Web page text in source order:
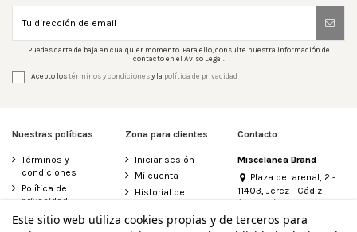
Puedes darte de baja en cualquier momento. Para ello, consulte nuestra información de
contacto en el Aviso Legal.
Acepto lostérminos y condicionesy la política de privacidad
Nuestras políticas
Términos y
condiciones
Política de
privacidad
Aviso legal
Zona para clientes
Iniciar sesión
Mi cuenta
Historial de
Contacte con
Contacto
Miscelanea Brand
Plaza del arenal, 2 -
11403, Jerez - Cádiz
(España)
956 155 340
Este sitio web utiliza cookies propias y de terceros para